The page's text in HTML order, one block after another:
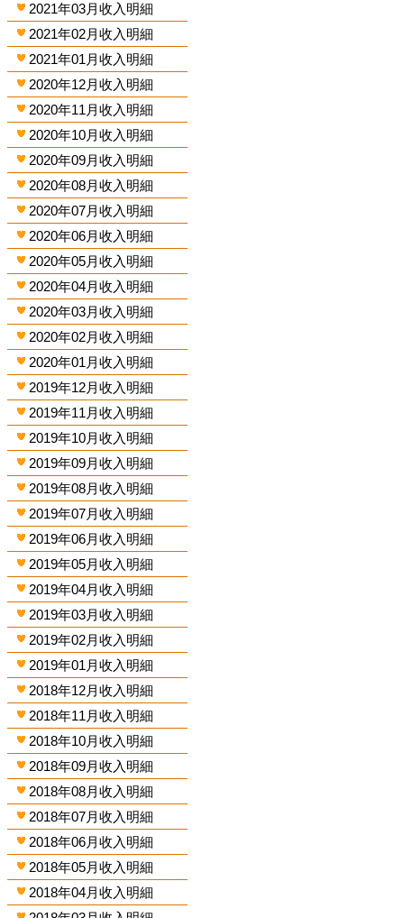
2021年03月收入明細
2021年02月收入明細
2021年01月收入明細
2020年12月收入明細
2020年11月收入明細
2020年10月收入明細
2020年09月收入明細
2020年08月收入明細
2020年07月收入明細
2020年06月收入明細
2020年05月收入明細
2020年04月收入明細
2020年03月收入明細
2020年02月收入明細
2020年01月收入明細
2019年12月收入明細
2019年11月收入明細
2019年10月收入明細
2019年09月收入明細
2019年08月收入明細
2019年07月收入明細
2019年06月收入明細
2019年05月收入明細
2019年04月收入明細
2019年03月收入明細
2019年02月收入明細
2019年01月收入明細
2018年12月收入明細
2018年11月收入明細
2018年10月收入明細
2018年09月收入明細
2018年08月收入明細
2018年07月收入明細
2018年06月收入明細
2018年05月收入明細
2018年04月收入明細